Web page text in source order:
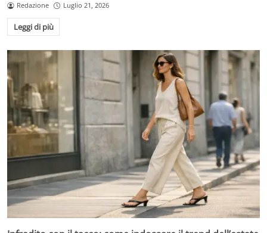
Redazione Luglio 21, 2026
Leggi di più